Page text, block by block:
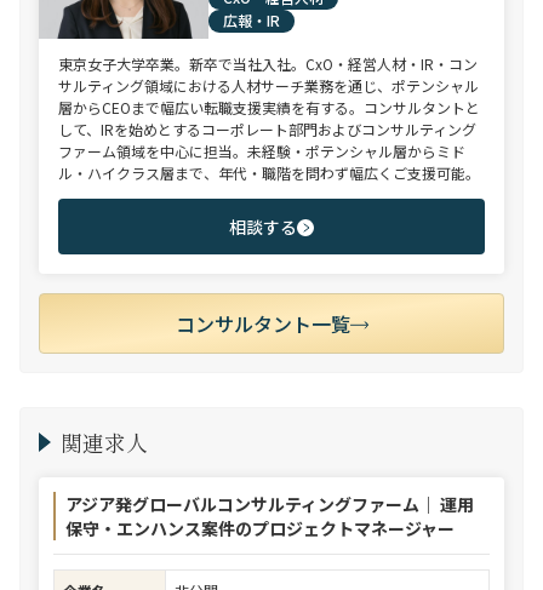
広報・IR
東京女子大学卒業。新卒で当社入社。CxO・経営人材・IR・コン
サルティング領域における人材サーチ業務を通じ、ポテンシャル
層からCEOまで幅広い転職支援実績を有する。コンサルタントと
して、IRを始めとするコーポレート部門およびコンサルティング
ファーム領域を中心に担当。未経験・ポテンシャル層からミド
ル・ハイクラス層まで、年代・職階を問わず幅広くご支援可能。
相談する
コンサルタント一覧
関連求人
アジア発グローバルコンサルティングファーム｜ 運用
保守・エンハンス案件のプロジェクトマネージャー